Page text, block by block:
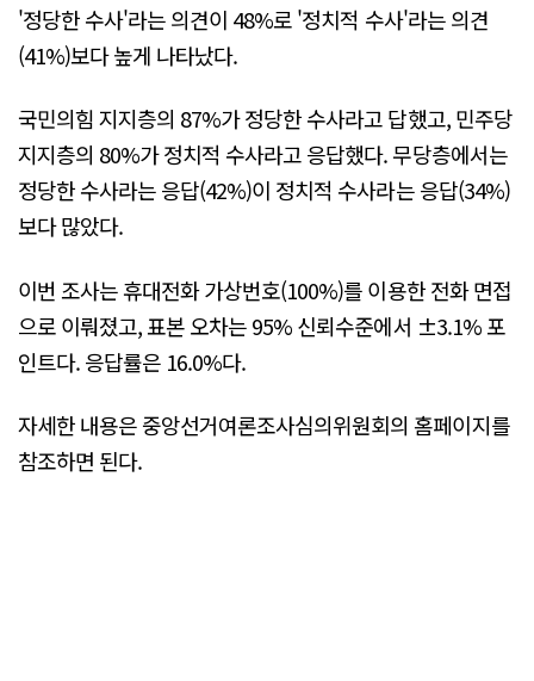
'정당한 수사'라는 의견이 48%로 '정치적 수사'라는 의견
(41%)보다 높게 나타났다.
국민의힘 지지층의 87%가 정당한 수사라고 답했고, 민주당
지지층의 80%가 정치적 수사라고 응답했다. 무당층에서는
정당한 수사라는 응답(42%)이 정치적 수사라는 응답(34%)
보다 많았다.
이번 조사는 휴대전화 가상번호(100%)를 이용한 전화 면접
으로 이뤄졌고, 표본 오차는 95% 신뢰수준에서 ±3.1% 포
인트다. 응답률은 16.0%다.
자세한 내용은 중앙선거여론조사심의위원회의 홈페이지를
참조하면 된다.